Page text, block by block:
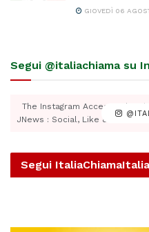
GIOVEDÌ 06
Segui @italiachiama su
The Instagram Access Token
JNews : Social, Like & View >
Segui